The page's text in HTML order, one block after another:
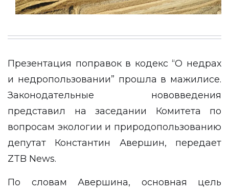
Презентация поправок в кодекс “О недрах
и недропользовании” прошла в мажилисе.
Законодательные нововведения
представил на заседании Комитета по
вопросам экологии и природопользованию
депутат Константин Авершин, передает
ZTB News.
По словам Авершина, основная цель